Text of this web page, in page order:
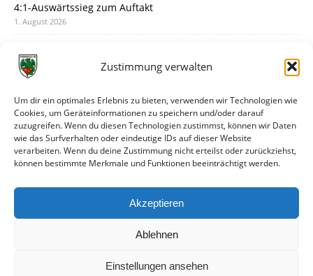
Zustimmung verwalten
Um dir ein optimales Erlebnis zu bieten, verwenden wir Technologien wie
Cookies, um Geräteinformationen zu speichern und/oder darauf
zuzugreifen. Wenn du diesen Technologien zustimmst, können wir Daten
wie das Surfverhalten oder eindeutige IDs auf dieser Website
verarbeiten. Wenn du deine Zustimmung nicht erteilst oder zurückziehst,
können bestimmte Merkmale und Funktionen beeinträchtigt werden.
Akzeptieren
Ablehnen
Einstellungen ansehen
4:1-Auswärtssieg zum Auftakt
1. August 2026
31. Juli 2026
30. Juli 2026
Deine Spielminute: 89+1
28. Juli 2026
Neuer Rückensponsor
Neue Podcast-Folge: So tickt Björn!
27. Juli 2026